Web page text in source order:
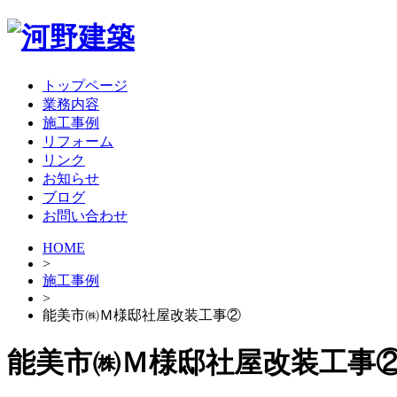
トップページ
業務内容
施工事例
リフォーム
リンク
お知らせ
ブログ
お問い合わせ
HOME
>
施工事例
>
能美市㈱Ｍ様邸社屋改装工事②
能美市㈱Ｍ様邸社屋改装工事